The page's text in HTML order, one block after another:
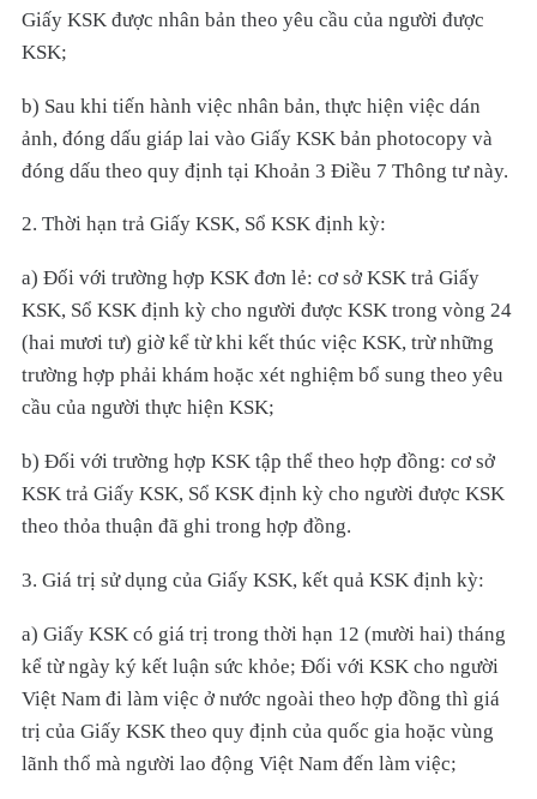
Giấy KSK được nhân bản theo yêu cầu của người được
KSK;
b) Sau khi tiến hành việc nhân bản, thực hiện việc dán
ảnh, đóng dấu giáp lai vào Giấy KSK bản photocopy và
đóng dấu theo quy định tại Khoản 3 Điều 7 Thông tư này.
2. Thời hạn trả Giấy KSK, Sổ KSK định kỳ:
a) Đối với trường hợp KSK đơn lẻ: cơ sở KSK trả Giấy
KSK, Sổ KSK định kỳ cho người được KSK trong vòng 24
(hai mươi tư) giờ kể từ khi kết thúc việc KSK, trừ những
trường hợp phải khám hoặc xét nghiệm bổ sung theo yêu
cầu của người thực hiện KSK;
b) Đối với trường hợp KSK tập thể theo hợp đồng: cơ sở
KSK trả Giấy KSK, Sổ KSK định kỳ cho người được KSK
theo thỏa thuận đã ghi trong hợp đồng.
3. Giá trị sử dụng của Giấy KSK, kết quả KSK định kỳ:
a) Giấy KSK có giá trị trong thời hạn 12 (mười hai) tháng
kể từ ngày ký kết luận sức khỏe; Đối với KSK cho người
Việt Nam đi làm việc ở nước ngoài theo hợp đồng thì giá
trị của Giấy KSK theo quy định của quốc gia hoặc vùng
lãnh thổ mà người lao động Việt Nam đến làm việc;